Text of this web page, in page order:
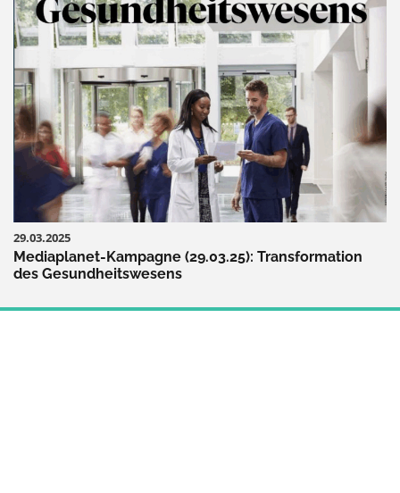
29.03.2025
Mediaplanet-Kampagne (29.03.25): Transformation
des Gesundheitswesens